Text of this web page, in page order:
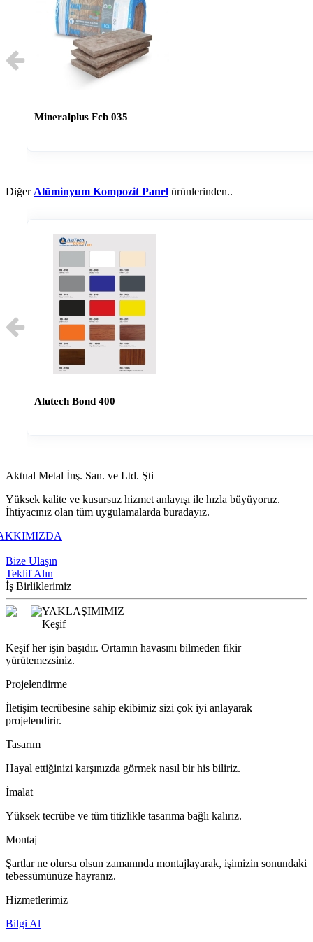
Mineralplus Fcb 035
Diğer Alüminyum Kompozit Panel ürünlerinden..
Alutech Bond 400
Aktual Metal İnş. San. ve Ltd. Şti
Yüksek kalite ve kusursuz hizmet anlayışı ile hızla büyüyoruz.
İhtiyacınız olan tüm uygulamalarda buradayız.
Bize Ulaşın
Teklif Alın
İş Birliklerimiz
YAKLAŞIMIMIZ
Keşif
Keşif her işin başıdır. Ortamın havasını bilmeden fikir
yürütemezsiniz.
Projelendirme
İletişim tecrübesine sahip ekibimiz sizi çok iyi anlayarak
projelendirir.
Tasarım
Hayal ettiğinizi karşınızda görmek nasıl bir his biliriz.
İmalat
Yüksek tecrübe ve tüm titizlikle tasarıma bağlı kalırız.
Montaj
Şartlar ne olursa olsun zamanında montajlayarak, işimizin sonundaki
tebessümünüze hayranız.
Hizmetlerimiz
Bilgi Al